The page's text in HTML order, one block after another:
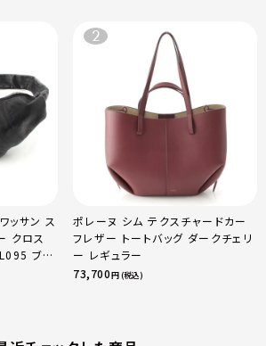
ッサン ス
クロス
ブラ
ポレーヌ シム テクスチャードカー
フレザー トートバッグ ダークチェリ
ー レギュラー
73,700円 (税込)